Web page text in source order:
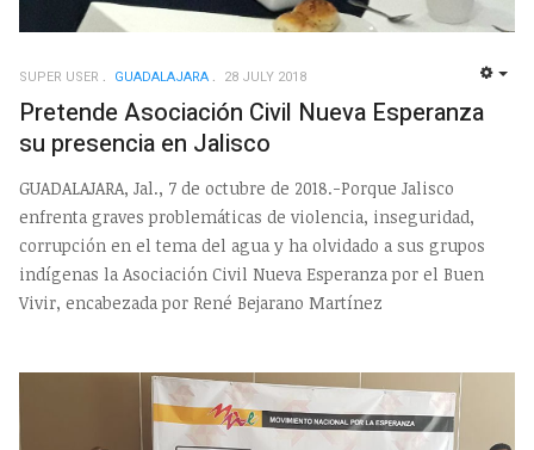
SUPER USER GUADALAJARA 28 JULY 2018
Pretende Asociación Civil Nueva Esperanza
su presencia en Jalisco
GUADALAJARA, Jal., 7 de octubre de 2018.-Porque Jalisco
enfrenta graves problemáticas de violencia, inseguridad,
corrupción en el tema del agua y ha olvidado a sus grupos
indígenas la Asociación Civil Nueva Esperanza por el Buen
Vivir, encabezada por René Bejarano Martínez